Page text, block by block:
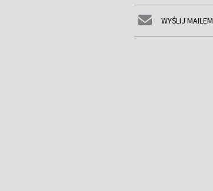
WYŚLIJ MAILEM